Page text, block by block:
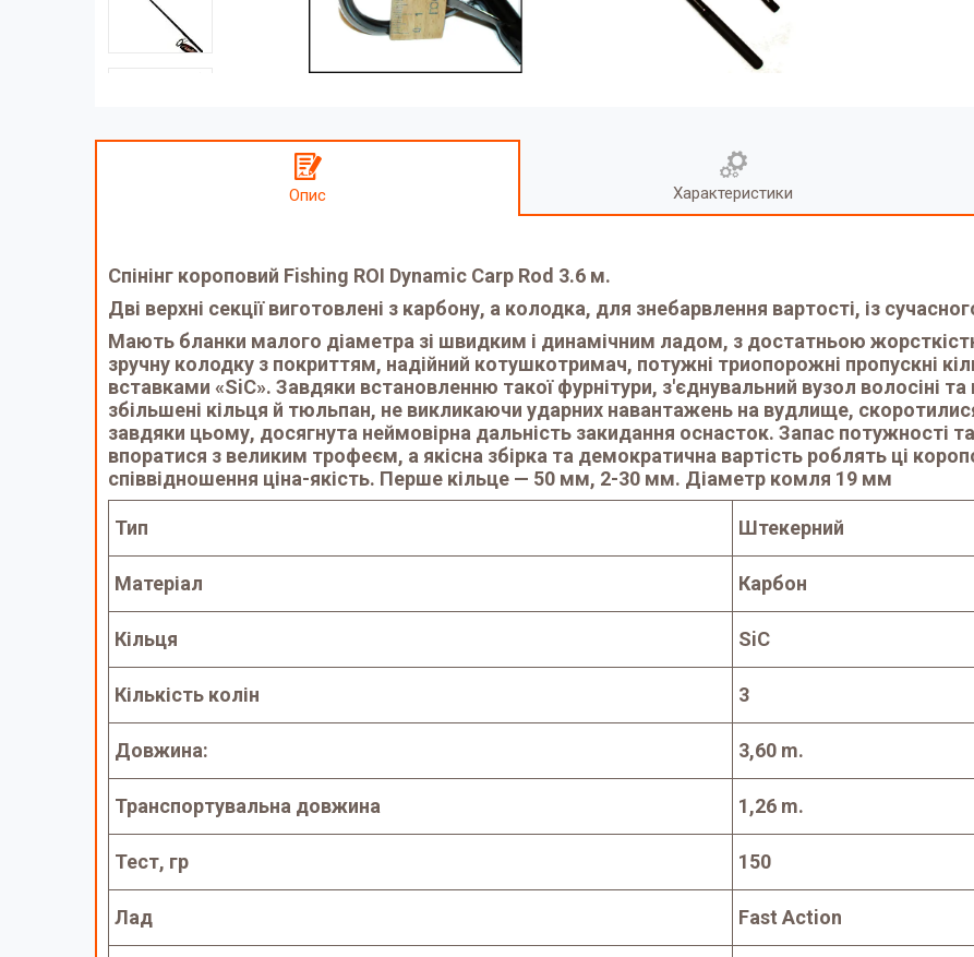
Опис Характеристики
Спінінг короповий Fishing ROI Dynamic Carp Rod 3.6 м.
Дві верхні секції виготовлені з карбону, а колодка, для знебарвлення вартості, із
Мають бланки малого діаметра зі швидким і динамічним ладом, з достатньою
зручну колодку з покриттям, надійний котушкотримач, потужні триопорожні пропускні
вставками «SiC». Завдяки встановленню такої фурнітури, з'єднувальний вузол волосіні та
збільшені кільця й тюльпан, не викликаючи ударних навантажень на вудлище,
завдяки цьому, досягнута неймовірна дальність закидання оснасток. Запас потужності
впоратися з великим трофеєм, а якісна збірка та демократична вартість роблять ці
співвідношення ціна-якість. Перше кільце — 50 мм, 2-30 мм. Діаметр комля 19 мм
Тип Штекерний
Матеріал Карбон
Кільця SiC
Кількість колін 3
Довжина: 3,60 m.
Транспортувальна довжина 1,26 m.
Тест, гр 150
Лад Fast Action